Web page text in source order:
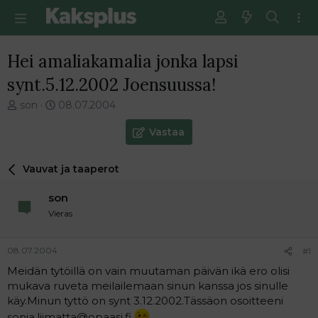
Hei amaliakamalia jonka lapsi
synt.5.12.2002 Joensuussa!
V
e
t
n
a
o
i
son
E
m
i
n
i
s
t
08.07.2004
Vastaa
Vauvat ja taaperot
son
Vieras
08.07.2004 #1
Meidän tytöillä on vain muutaman päivän ikä ero olisi
mukava ruveta meilailemaan sinun kanssa jos sinulle
käy.Minun tyttö on synt 3.12.2002.Tässäon osoitteeni